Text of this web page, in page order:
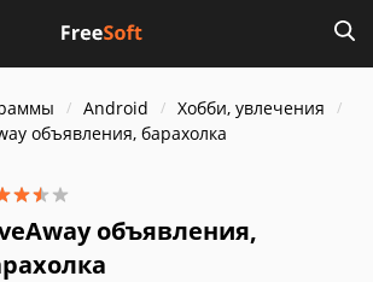
Android
Хобби, увлечения
объявления, барахолка
объявления,